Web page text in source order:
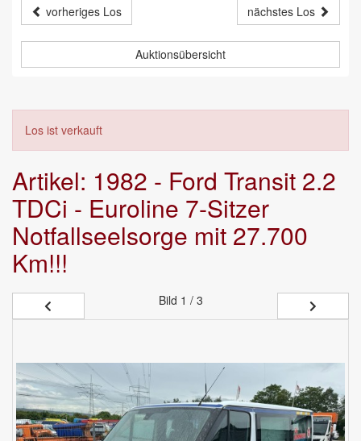
vorheriges Los
nächstes Los
Auktionsübersicht
Los ist verkauft
Artikel: 1982 - Ford Transit 2.2
TDCi - Euroline 7-Sitzer
Notfallseelsorge mit 27.700
Km!!!
Bild 1 / 3